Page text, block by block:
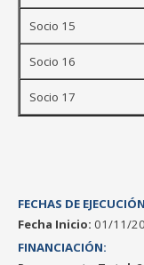
Socio 15
Socio 16
Socio 17
FECHAS DE
Fecha Inicio: 01/11/
FINANCIACIÓN: